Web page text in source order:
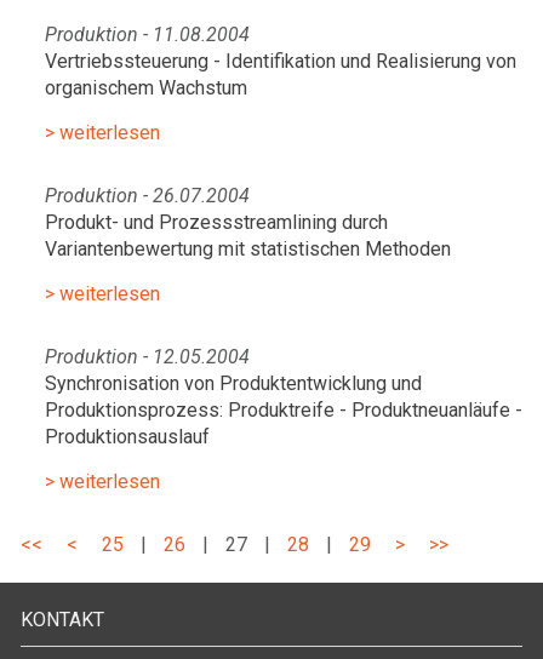
Produktion - 11.08.2004
Vertriebssteuerung - Identifikation und Realisierung von
organischem Wachstum
> weiterlesen
Produktion - 26.07.2004
Produkt- und Prozessstreamlining durch
Variantenbewertung mit statistischen Methoden
> weiterlesen
Produktion - 12.05.2004
Synchronisation von Produktentwicklung und
Produktionsprozess: Produktreife - Produktneuanläufe -
Produktionsauslauf
> weiterlesen
<< < 25 | 26 | 27 | 28 | 29 > >>
KONTAKT